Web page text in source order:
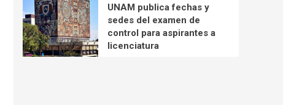
UNAM publica fechas y
sedes del examen de
control para aspirantes a
licenciatura